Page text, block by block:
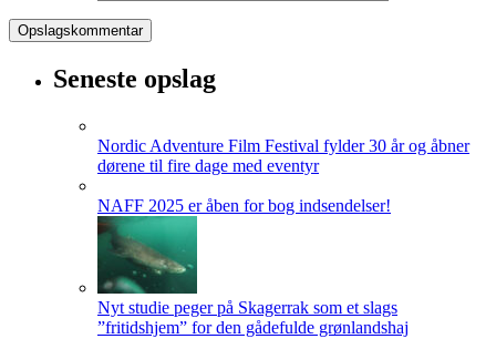
Seneste opslag
Nordic Adventure Film Festival fylder 30 år og åbner
dørene til fire dage med eventyr
NAFF 2025 er åben for bog indsendelser!
Nyt studie peger på Skagerrak som et slags
”fritidshjem” for den gådefulde grønlandshaj